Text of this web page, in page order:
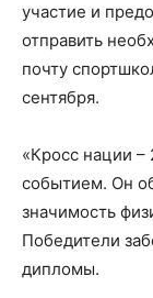
участие и
отправить
почту
сентября.
«Кросс нации
событием. Он
значимость
Победители
дипломы.